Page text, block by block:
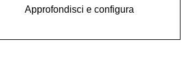
Approfondisci e configura